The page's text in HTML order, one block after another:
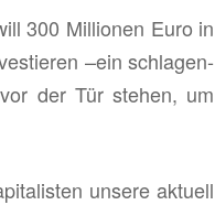
300 Mil­lio­nen Euro in
–ein schla­gen­
der Tür ste­hen, um
un­se­re ak­tu­ell